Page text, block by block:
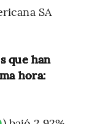
SA
que han
hora: